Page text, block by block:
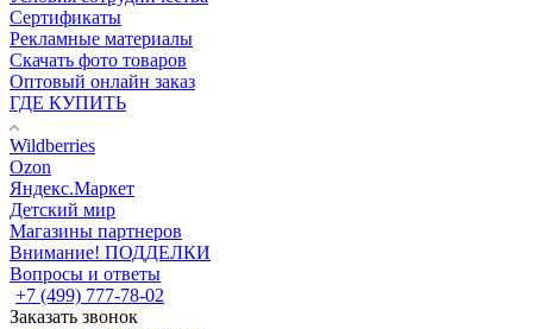
Сертификаты
Рекламные материалы
Скачать фото товаров
Оптовый онлайн заказ
ГДЕ КУПИТЬ
Wildberries
Ozon
Яндекс.Маркет
Детский мир
Магазины партнеров
Внимание! ПОДДЕЛКИ
Вопросы и ответы
+7 (499) 777-78-02
Заказать звонок